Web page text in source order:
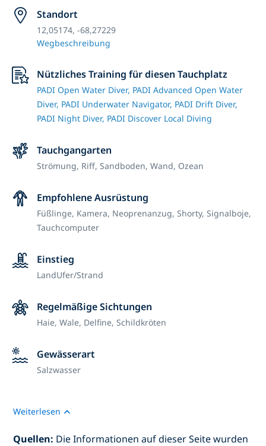
Standort
12,05174, -68,27229
Wegbeschreibung
Nützliches Training für diesen Tauchplatz
PADI Open Water Diver, PADI Advanced Open Water
Diver, PADI Underwater Navigator, PADI Drift Diver,
PADI Night Diver, PADI Discover Local Diving
Tauchgangarten
Strömung, Riff,Sandboden,Wand, Ozean
Empfohlene Ausrüstung
Füßlinge, Kamera, Neoprenanzug,Shorty,Signalboje,
Tauchcomputer
Einstieg
LandUfer/Strand
Regelmäßige Sichtungen
Haie, Wale, Delfine, Schildkröten
Gewässerart
Salzwasser
Weiterlesen
Quellen: Die Informationen auf dieser Seite wurden